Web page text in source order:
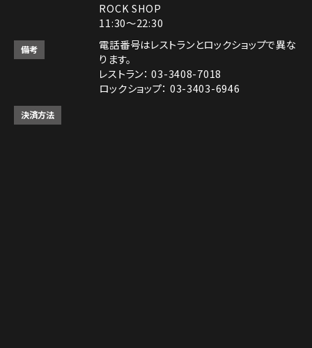
ROCK SHOP
11:30～22:30
備考
電話番号はレストランとロックショップで異な
ります。
レストラン： 03-3408-7018
ロックショップ： 03-3403-6946
決済方法